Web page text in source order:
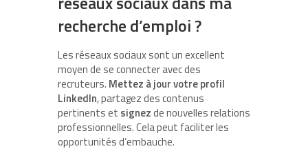
recherche d’emploi ?
Les réseaux sociaux sont un excellent
moyen de se connecter avec des
recruteurs. Mettez à jour votre profil
LinkedIn, partagez des contenus
pertinents et signezde nouvelles relations
professionnelles. Cela peut faciliter les
opportunités d’embauche.